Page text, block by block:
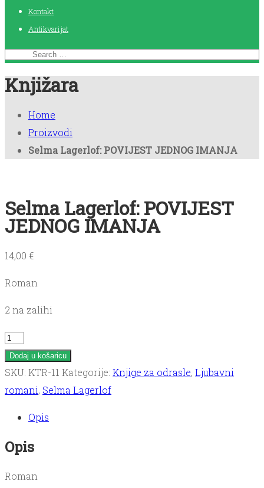
Kontakt
Antikvarijat
Knjižara
Home
Proizvodi
Selma Lagerlof: POVIJEST JEDNOG IMANJA
Selma Lagerlof: POVIJEST
JEDNOG IMANJA
14,00 €
Roman
2 na zalihi
Selma
Lagerlof:
POVIJEST
JEDNOG
količina
Dodaj u košaricu
SKU: KTR-11 Kategorije: Knjige za odrasle, Ljubavni
romani, Selma Lagerlof
Opis
Opis
Roman